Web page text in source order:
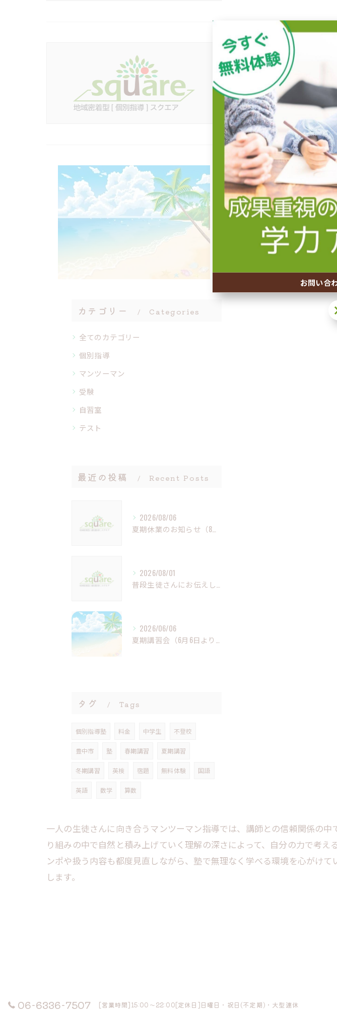
冬期講習会受付開
2025/11/05
こんにちは。つい一ヶ
通り越して寒くなり、
エアでは…
夏期講習会実施中
2025/08/01
こんにちは。ただいま
マからでも受講してい
捗らない…
カテゴリー Categories
全てのカテゴリー
個別指導
マンツーマン
受験
自習室
テスト
最近の投稿 Recent Posts
2026/08/06
2026/08/01
2026/06/06
タグ Tags
個別指導塾 料金 中学生 不登校
豊中市 塾 春期講習 夏期講習
冬期講習 英検 宿題 無料体験 国語
英語 数学 算数
一人の生徒さんに向き合うマンツーマン指導では、講師との信頼関係の
り組みの中で自然と積み上げていく理解の深さによって、自分の力で考
ンポや扱う内容も都度見直しながら、塾で無理なく学べる環境を心がけ
します。
06-6336-7507
[営業時間]15:00～22:00[定休日]日曜日・祝日(不定期)・大型連休
お問い合
お問い合